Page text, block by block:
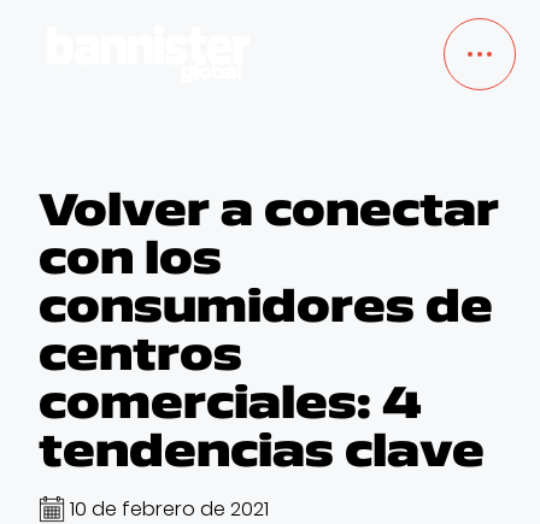
TRABAJOS
SERVICIOS
NOSOTROS
BLOG
EMPLEO
Volver a conectar
con los
consumidores de
centros
comerciales: 4
tendencias clave
10 de febrero de 2021